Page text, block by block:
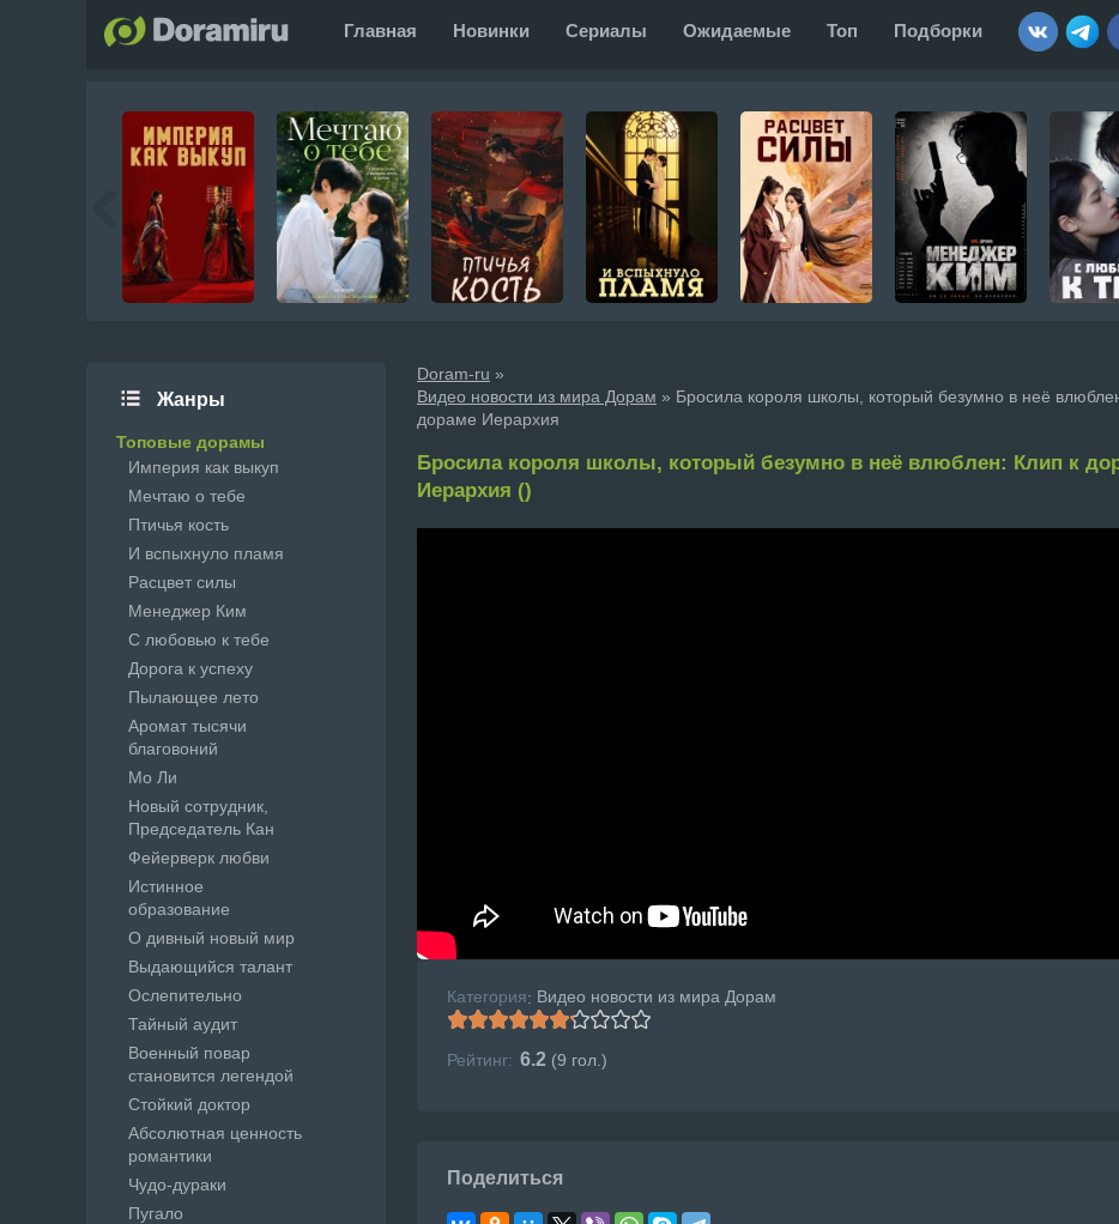
Главная Новинки Сериалы Ожидаемые Топ Подборки
Doram-ru »
Видео новости из мира Дорам » Бросила короля школы, который безумно в неё
дораме Иерархия
Бросила короля школы, который безумно в неё влюблен: Клип к
Иерархия ()
Категория: Видео новости из мира Дорам
Рейтинг: 6.2 (9 гол.)
Поделиться
Жанры
Топовые дорамы
Империя как выкуп
Мечтаю о тебе
Птичья кость
И вспыхнуло пламя
Расцвет силы
Менеджер Ким
С любовью к тебе
Дорога к успеху
Пылающее лето
Аромат тысячи
благовоний
Мо Ли
Новый сотрудник,
Председатель Кан
Фейерверк любви
Истинное
образование
О дивный новый мир
Выдающийся талант
Ослепительно
Тайный аудит
Военный повар
становится легендой
Стойкий доктор
Абсолютная ценность
романтики
Чудо-дураки
Пугало